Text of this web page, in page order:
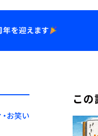
お笑い
こ